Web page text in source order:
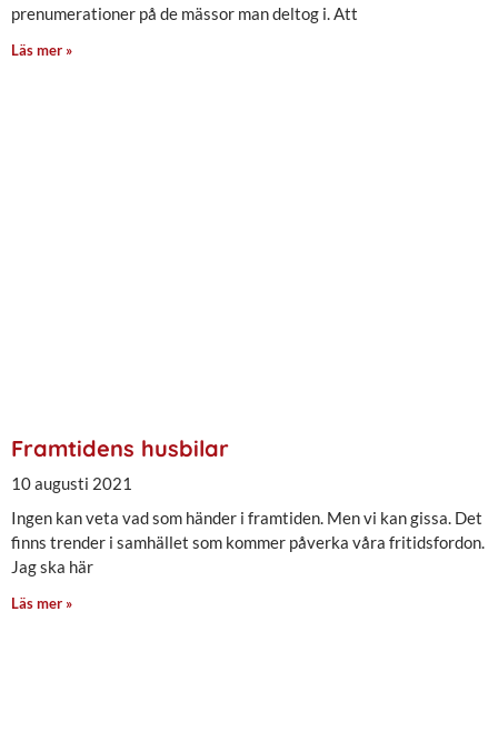
prenumerationer på de mässor man deltog i. Att
Läs mer »
Framtidens husbilar
10 augusti 2021
Ingen kan veta vad som händer i framtiden. Men vi kan gissa. Det
finns trender i samhället som kommer påverka våra fritidsfordon.
Jag ska här
Läs mer »